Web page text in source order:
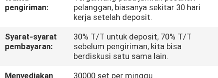
BERITA
MINTA
KUTIPAN
pengiriman:
pelanggan, biasanya sekitar 30 hari
kerja setelah deposit.
Syarat-syarat
pembayaran:
30% T/T untuk deposit, 70% T/T
sebelum pengiriman, kita bisa
berdiskusi satu sama lain.
Menyediakan
30000 set per minggu